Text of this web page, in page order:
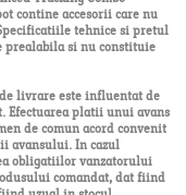
contine accesorii care nu
tehnice si pretul
si nu constituie
livrare este influentat de
platii unui avans
de comun acord convenit
avansului. In cazul
obligatiilor vanzatorului
comandat, dat fiind